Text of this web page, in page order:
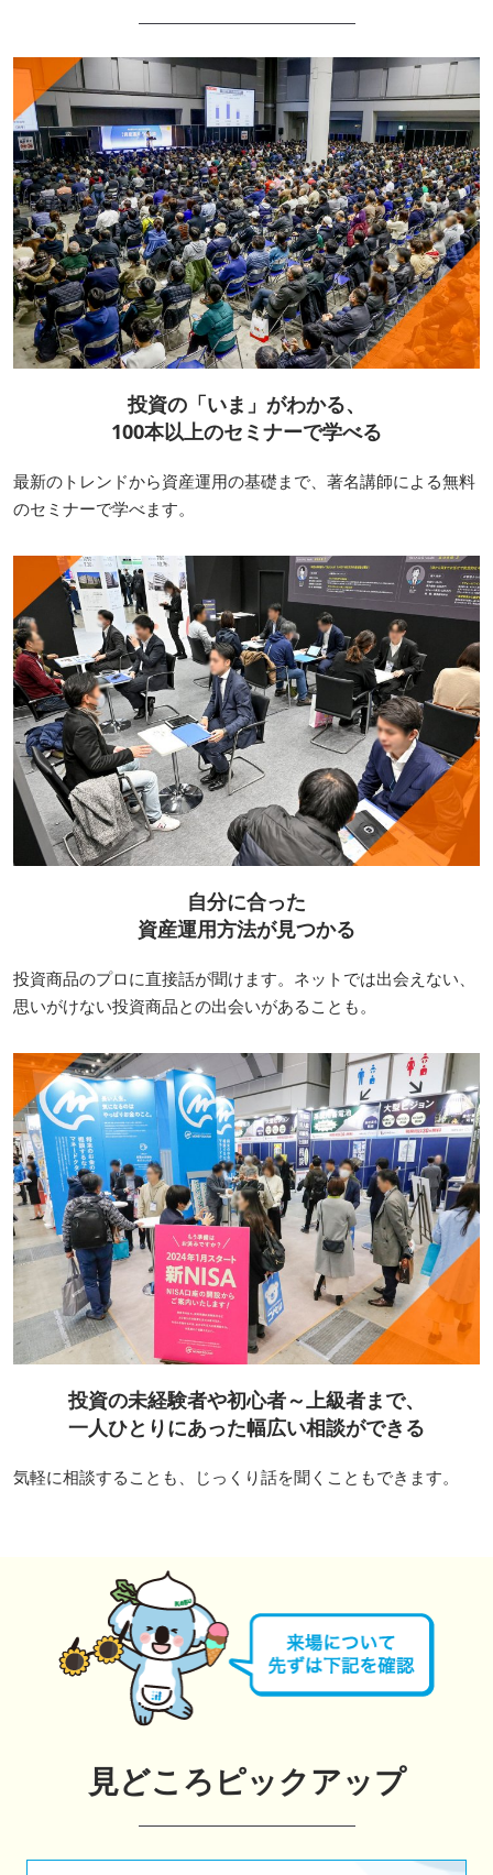
投資の「いま」がわかる、
100本以上のセミナーで学べる
最新のトレンドから資産運用の基礎まで、著名講師による無料
のセミナーで学べます。
自分に合った
資産運用方法が見つかる
投資商品のプロに直接話が聞けます。ネットでは出会えない、
思いがけない投資商品との出会いがあることも。
投資の未経験者や初心者～上級者まで、
一人ひとりにあった幅広い相談ができる
気軽に相談することも、じっくり話を聞くこともできます。
見どころピックアップ